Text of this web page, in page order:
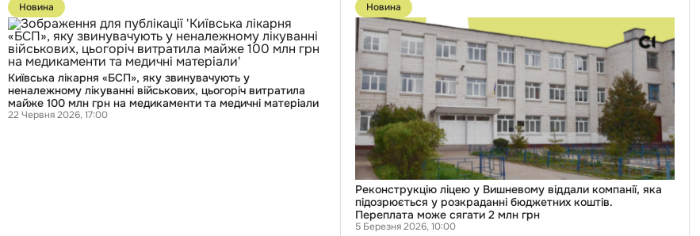
публікації
Київська
лікарня
«БСП»,
яку
звинувачують
неналежному
лікуванні
військових,
Новина
Київська лікарня «БСП», яку звинувачують у
неналежному лікуванні військових, цьогоріч витратила
майже 100 млн грн на медикаменти та медичні матеріали
22 Червня 2026, 17:00
публікації
Реконструкцію
ліцею
Вишневому
віддали
компанії,
яка
підозрюється
розкраданні
бюджетних
коштів.
Переплата
може
сягати
млн
Новина
Реконструкцію ліцею у Вишневому віддали компанії, яка
підозрюється у розкраданні бюджетних коштів.
Переплата може сягати 2 млн грн
5 Березня 2026, 10:00